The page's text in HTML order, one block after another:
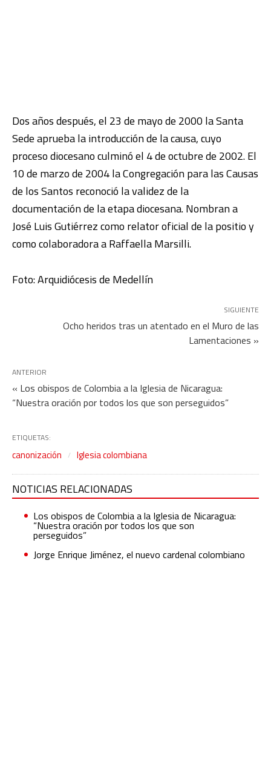
Dos años después, el 23 de mayo de 2000 la Santa
Sede aprueba la introducción de la causa, cuyo
proceso diocesano culminó el 4 de octubre de 2002. El
10 de marzo de 2004 la Congregación para las Causas
de los Santos reconoció la validez de la
documentación de la etapa diocesana. Nombran a
José Luis Gutiérrez como relator oficial de la positio y
como colaboradora a Raffaella Marsilli.
Foto: Arquidiócesis de Medellín
SIGUIENTE
Ocho heridos tras un atentado en el Muro de las
Lamentaciones »
ANTERIOR
« Los obispos de Colombia a la Iglesia de Nicaragua:
“Nuestra oración por todos los que son perseguidos”
ETIQUETAS:
canonización Iglesia colombiana
NOTICIAS RELACIONADAS
Los obispos de Colombia a la Iglesia de Nicaragua:
“Nuestra oración por todos los que son
perseguidos”
Jorge Enrique Jiménez, el nuevo cardenal colombiano